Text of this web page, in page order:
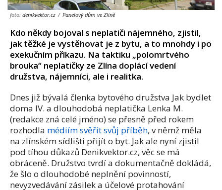
foto: denikvektor.cz / Panelový dům ve Zlíně
Kdo někdy bojoval s neplatiči nájemného, zjistil,
jak těžké je vystěhovat je z bytu, a to mnohdy i po
exekučním příkazu. Na taktiku „polomrtvého
brouka“ neplatičky ze Zlína doplácí vedení
družstva, nájemníci, ale i realitka.
Dnes již bývalá členka bytového družstva Jak bydlet
doma IV. a dlouhodobá neplatička Lenka M.
(redakce zná celé jméno) se přesně před rokem
rozhodla médiím svěřit svůj příběh, v němž měla
na zlínském sídlišti přijít o byt. Jak ale nyní zjistil
pod tíhou důkazů Denikvektor.cz, věc se má
obráceně. Družstvo tvrdí a dokumentačně dokládá,
že šlo o dlouhodobé neplnění povinností,
nevyzvedávání zásilek a účelové protahování